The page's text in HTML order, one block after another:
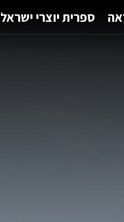
ספרית יוצרי ישראל